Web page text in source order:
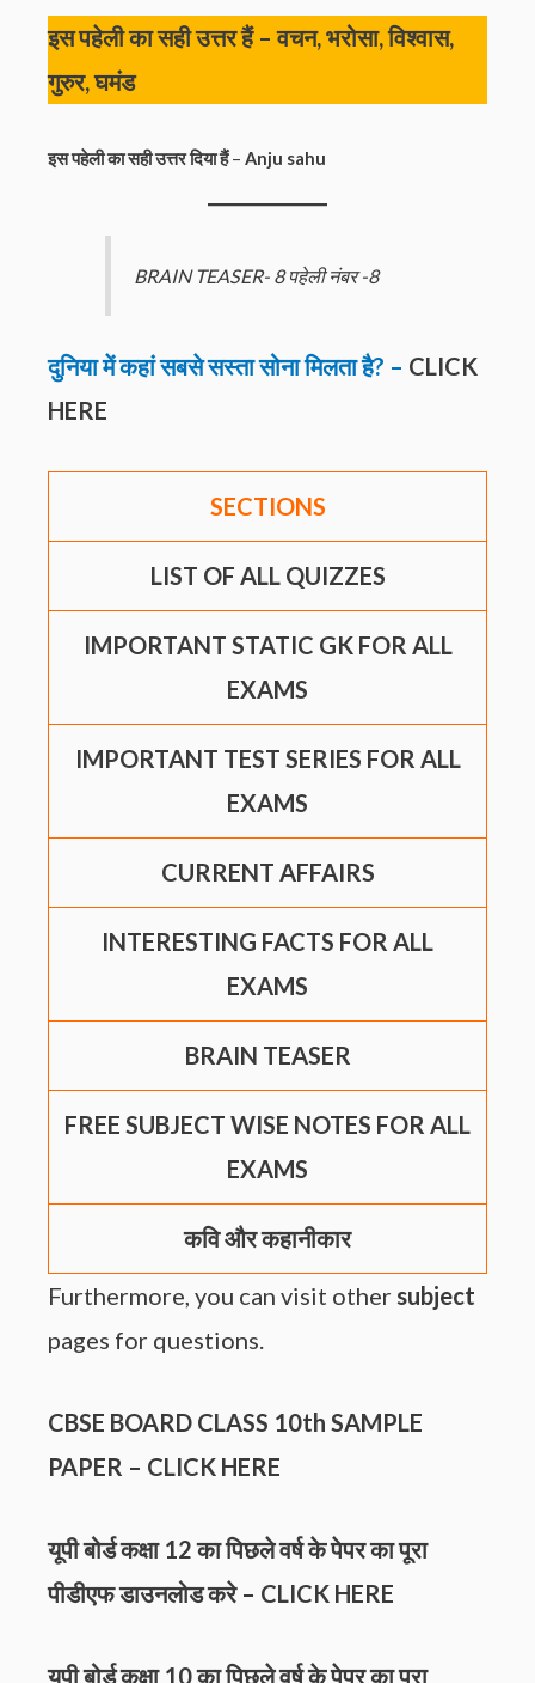
इस पहेली का सही उत्तर हैं – वचन, भरोसा, विश्वास,
गुरुर, घमंड
इस पहेली का सही उत्तर दियाहैं– Anju sahu
BRAIN TEASER- 8 पहेली नंबर -8
दुनिया में कहां सबसे सस्ता सोना मिलता है? – CLICK
HERE
SECTIONS
LIST OF ALL QUIZZES
IMPORTANT STATIC GK FOR ALL
EXAMS
IMPORTANT TEST SERIES FOR ALL
EXAMS
CURRENT AFFAIRS
INTERESTING FACTS FOR ALL
EXAMS
BRAIN TEASER
FREE SUBJECT WISE NOTES FOR ALL
EXAMS
कवि और कहानीकार
Furthermore, you can visit other subject
pages for questions.
CBSE BOARD CLASS 10th SAMPLE
PAPER – CLICK HERE
यूपी बोर्ड कक्षा 12 का पिछले वर्ष के पेपर का पूरा
पीडीएफ डाउनलोड करे – CLICK HERE
यूपी बोर्ड कक्षा 10 का पिछले वर्ष के पेपर का पूरा